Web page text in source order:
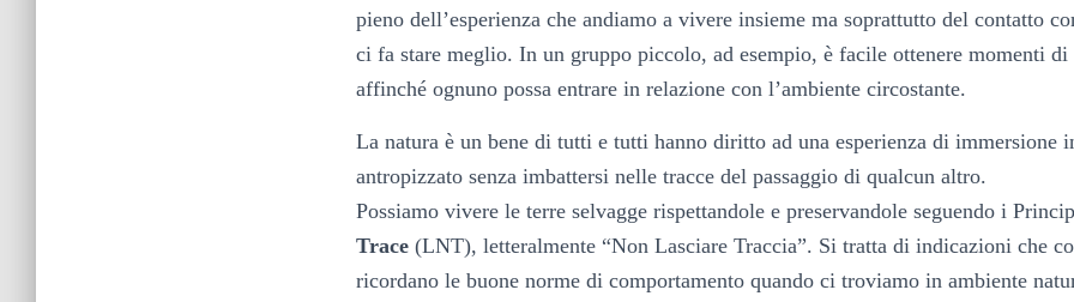
pieno dell’esperienza che andiamo a vivere insieme ma soprattutto del contatto
ci fa stare meglio. In un gruppo piccolo, ad esempio, è facile ottenere momenti
affinché ognuno possa entrare in relazione con l’ambiente circostante.
La natura è un bene di tutti e tutti hanno diritto ad una esperienza di immersione
antropizzato senza imbattersi nelle tracce del passaggio di qualcun altro.
Possiamo vivere le terre selvagge rispettandole e preservandole seguendo i
Trace (LNT), letteralmente “Non Lasciare Traccia”. Si tratta di indicazioni che
ricordano le buone norme di comportamento quando ci troviamo in ambiente